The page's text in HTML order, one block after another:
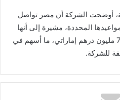
أوضحت الشركة أن مصر تواصل
المحددة، مشيرة إلى أنها
تسلمت دفعات إضافية بقيمة 79 مليون درهم إماراتي، ما أسهم في
للشركة.